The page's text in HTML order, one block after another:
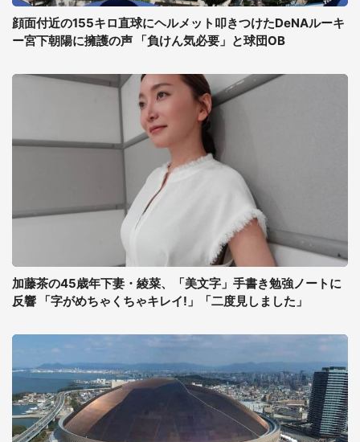
顔面付近の155キロ直球にヘルメット叩きつけたDeNAルーキ
ー宮下朝陽に擁護の声 「負けん気必要」と球団OB
加藤茶の45歳年下妻・綾菜、「美文字」手書き勉強ノートに
反響 「字がめちゃくちゃキレイ!」「二度見しました」